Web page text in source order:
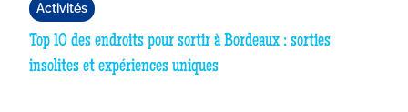
Activités
Top 10 des endroits pour sortir à Bordeaux : sorties
insolites et expériences uniques